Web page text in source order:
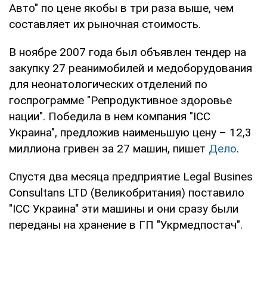
Авто" по цене якобы в три раза выше, чем
составляет их рыночная стоимость.
В ноябре 2007 года был объявлен тендер на
закупку 27 реанимобилей и медоборудования
для неонатологических отделений по
госпрограмме "Репродуктивное здоровье
нации". Победила в нем компания "ІСС
Украина", предложив наименьшую цену – 12,3
миллиона гривен за 27 машин, пишет Дело.
Спустя два месяца предприятие Legal Busines
Consultans LTD (Великобритания) поставило
"ІСС Украина" эти машины и они сразу были
переданы на хранение в ГП "Укрмедпостач".